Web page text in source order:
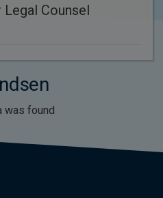
Legal Counsel
was found